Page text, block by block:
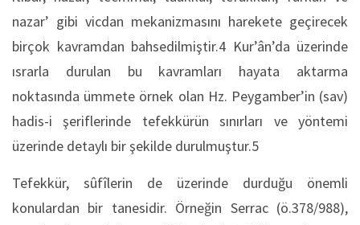
nazar’ gibi vicdan mekanizmasını harekete geçirecek
birçok kavramdan bahsedilmiştir.4 Kur’ân’da üzerinde
ısrarla durulan bu kavramları hayata aktarma
noktasında ümmete örnek olan Hz. Peygamber’in (sav)
hadis-i şeriflerinde tefekkürün sınırları ve yöntemi
üzerinde detaylı bir şekilde durulmuştur.5
Tefekkür, sûfîlerin de üzerinde durduğu önemli
konulardan bir tanesidir. Örneğin Serrac (ö.378/988),